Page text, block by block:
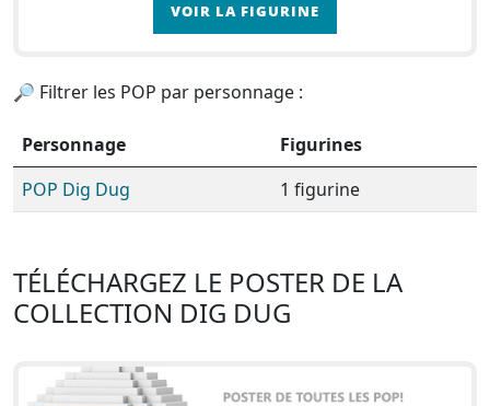
VOIR LA FIGURINE
🔎 Filtrer les POP par personnage :
Personnage
Figurines
POP Dig Dug
1 figurine
TÉLÉCHARGEZ LE POSTER DE LA
COLLECTION DIG DUG